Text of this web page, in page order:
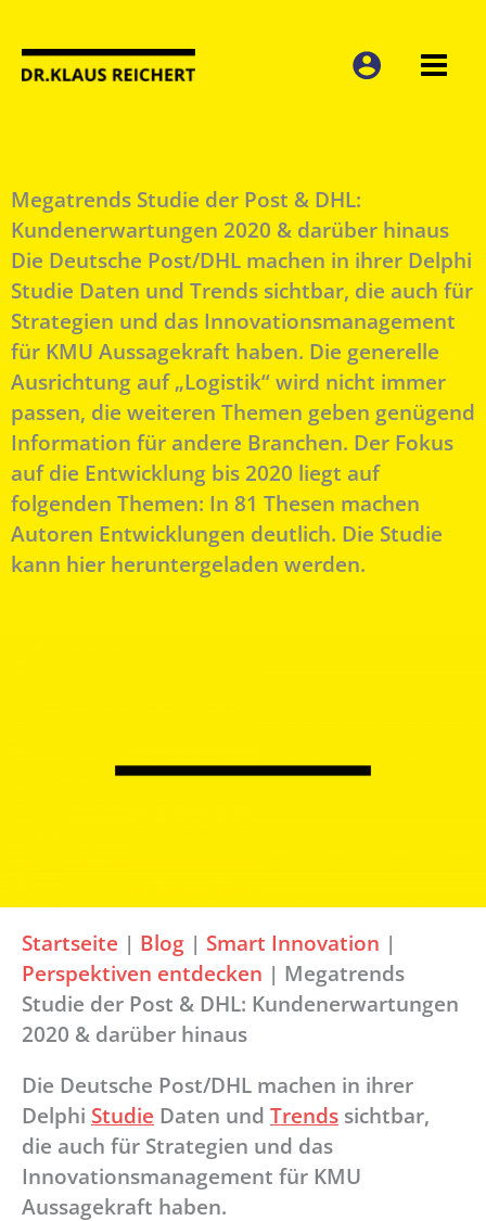
Inhalt
springen
Megatrends Studie der Post & DHL:
Kundenerwartungen 2020 & darüber hinaus
Die Deutsche Post/DHL machen in ihrer Delphi
Studie Daten und Trends sichtbar, die auch für
Strategien und das Innovationsmanagement
für KMU Aussagekraft haben. Die generelle
Ausrichtung auf „Logistik“ wird nicht immer
passen, die weiteren Themen geben genügend
Information für andere Branchen. Der Fokus
auf die Entwicklung bis 2020 liegt auf
folgenden Themen: In 81 Thesen machen
Autoren Entwicklungen deutlich. Die Studie
kann hier heruntergeladen werden.
Startseite | Blog | Smart Innovation |
Perspektiven entdecken | Megatrends
Studie der Post & DHL: Kundenerwartungen
2020 & darüber hinaus
Die Deutsche Post/DHL machen in ihrer
Delphi Studie Daten und Trends sichtbar,
die auch für Strategien und das
Innovationsmanagement für KMU
Aussagekraft haben.